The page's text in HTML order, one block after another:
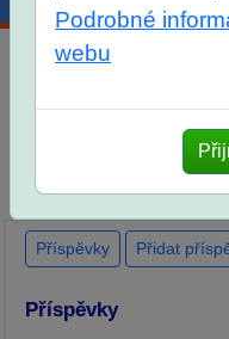
po skutečných
zkouškách
Podrobné
webu
Příspěvky Přidat
Příspěvky